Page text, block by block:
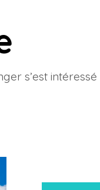
s’est